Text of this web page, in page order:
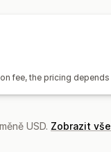
fee, the pricing
USD. Zobrazit